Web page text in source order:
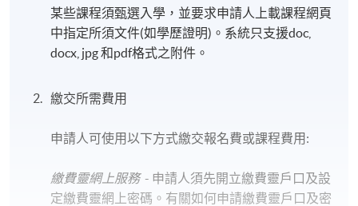
某些課程須甄選入學，並要求申請人上載課程網頁
中指定所須文件(如學歷證明)。系統只支援doc,
docx, jpg 和pdf格式之附件。
繳交所需費用
申請人可使用以下方式繳交報名費或課程費用:
繳費靈網上服務- 申請人須先開立繳費靈戶口及設
定繳費靈網上密碼。有關如何申請繳費靈戶口及密